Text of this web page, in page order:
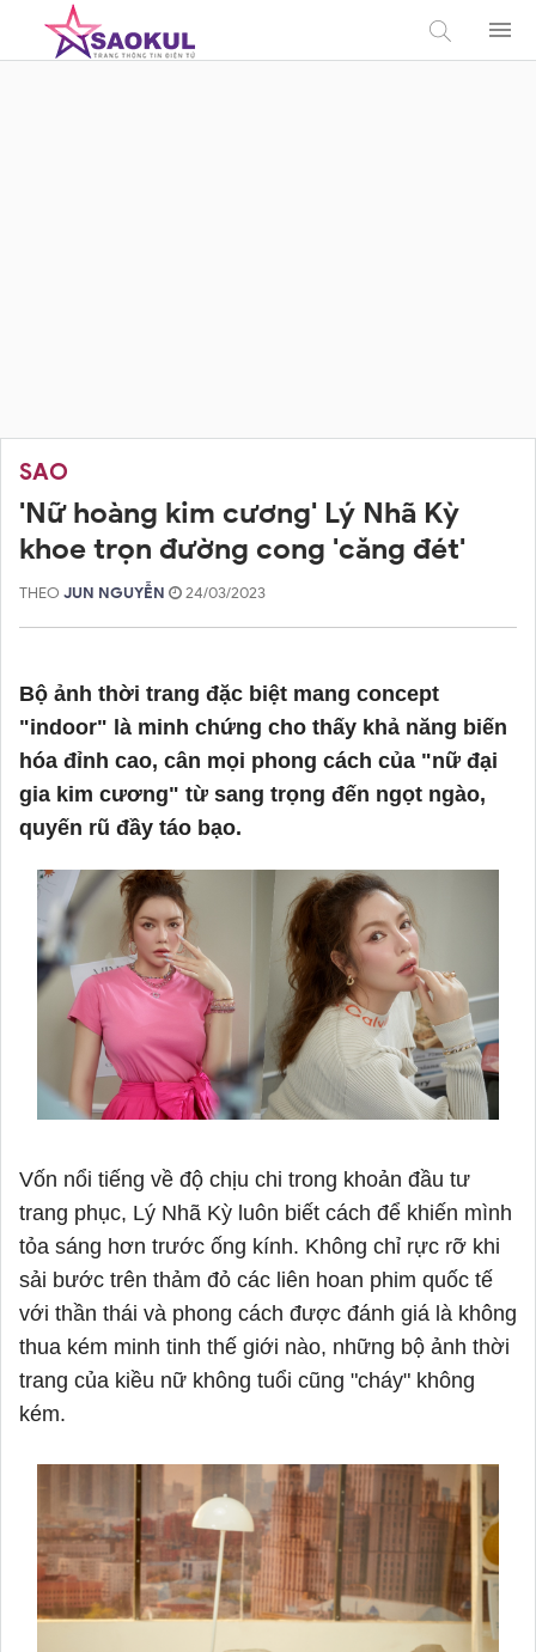
SAO
'Nữ hoàng kim cương' Lý Nhã Kỳ
khoe trọn đường cong 'căng đét'
THEO JUN NGUYỄN 24/03/2023
Bộ ảnh thời trang đặc biệt mang concept
"indoor" là minh chứng cho thấy khả năng biến
hóa đỉnh cao, cân mọi phong cách của "nữ đại
gia kim cương" từ sang trọng đến ngọt ngào,
quyến rũ đầy táo bạo.
Vốn nổi tiếng về độ chịu chi trong khoản đầu tư
trang phục, Lý Nhã Kỳ luôn biết cách để khiến mình
tỏa sáng hơn trước ống kính. Không chỉ rực rỡ khi
sải bước trên thảm đỏ các liên hoan phim quốc tế
với thần thái và phong cách được đánh giá là không
thua kém minh tinh thế giới nào, những bộ ảnh thời
trang của kiều nữ không tuổi cũng "cháy" không
kém.